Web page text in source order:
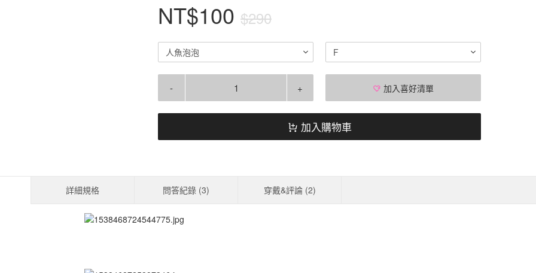
NT$100 $290
人魚泡泡 F
- + 加入喜好清單
加入購物車
詳細規格 問答紀錄 (3) 穿戴&評論 (2)